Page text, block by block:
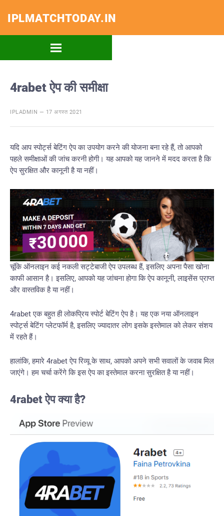
IPLMATCHTODAY.IN
4rabet ऐप की समीक्षा
IPLADMIN — 17 अगस्त 2021
यदि आप स्पोर्ट्स बेटिंग ऐप का उपयोग करने की योजना बना रहे हैं, तो आपको
पहले समीक्षाओं की जांच करनी होगी। यह आपको यह जानने में मदद करता है कि
ऐप सुरक्षित और कानूनी है या नहीं।
चूंकि ऑनलाइन कई नकली सट्टेबाजी ऐप उपलब्ध हैं, इसलिए अपना पैसा खोना
काफी आसान है। इसलिए, आपको यह जांचना होगा कि ऐप कानूनी, लाइसेंस प्राप्त
और वास्तविक है या नहीं।
4rabet एक बहुत ही लोकप्रिय स्पोर्ट बेटिंग ऐप है। यह एक नया ऑनलाइन
स्पोर्ट्स बेटिंग प्लेटफॉर्म है, इसलिए ज्यादातर लोग इसके इस्तेमाल को लेकर संशय
में रहते हैं।
हालांकि, हमारे 4rabet ऐप रिव्यू के साथ, आपको अपने सभी सवालों के जवाब मिल
जाएंगे। हम चर्चा करेंगे कि इस ऐप का इस्तेमाल करना सुरक्षित है या नहीं।
4rabet ऐप क्या है?